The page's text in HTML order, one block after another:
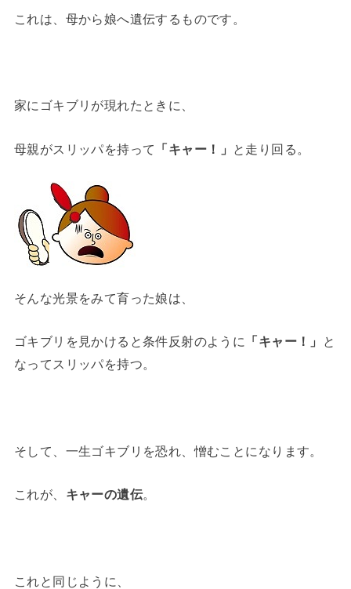
これは、母から娘へ遺伝するものです。
家にゴキブリが現れたときに、
母親がスリッパを持って 「キャー！」 と走り回る。
そんな光景をみて育った娘は、
ゴキブリを見かけると条件反射のように 「キャー！」
と
なってスリッパを持つ。
そして、一生ゴキブリを恐れ、憎むことになります。
これが、 キャーの遺伝。
これと同じように、